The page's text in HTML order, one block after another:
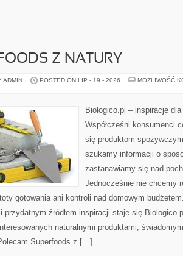
Z NATURY
ADMIN POSTED ON LIP - 19 - 2026
MOŻLIWOŚĆ
Biologico.pl – inspiracje
Współcześni konsumenci
się produktom
szukamy informacji o
zastanawiamy się nad
Jednocześnie nie chcemy
gotowania ani kontroli nad domowym
przydatnym źródłem inspiracji staje się
naturalnymi produktami,
Superfoods z […]